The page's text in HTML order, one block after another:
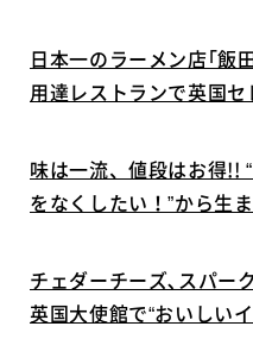
日本一のラーメン店｢飯
用達レストランで英国
味は一流、値段はお得!!
をなくしたい！”から生
チェダーチーズ､スパー
英国大使館で“おいしい